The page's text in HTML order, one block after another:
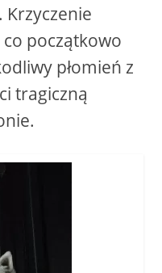
Krzyczenie
początkowo
płomień z
tragiczną